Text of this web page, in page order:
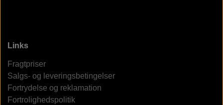
Links
Fragtpriser
Salgs- og leveringsbetingelser
Fortrydelse og reklamation
Fortrolighedspolitik